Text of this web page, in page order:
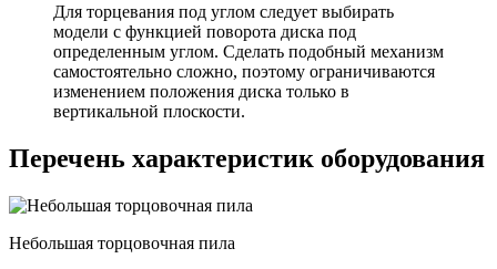
Для торцевания под углом следует выбирать
модели с функцией поворота диска под
определенным углом. Сделать подобный механизм
самостоятельно сложно, поэтому ограничиваются
изменением положения диска только в
вертикальной плоскости.
Перечень характеристик оборудования
Небольшая торцовочная пила